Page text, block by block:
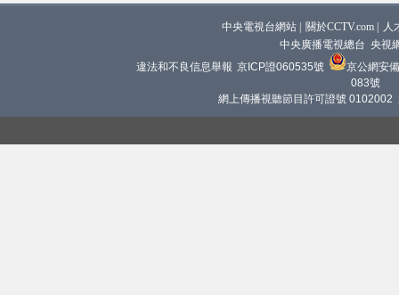
中央電視台網站 關於CCTV.com
人
中央廣播電視總台 央視
違法和不良信息舉報 京ICP證060535號
京公網安
083號
網上傳播視聽節目許可證號 0102002